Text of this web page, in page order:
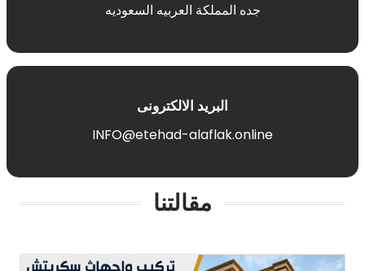
جده المملكة العربيه السعوديه
البريد الالكترونى
INFO@etehad-alaflak.online
مقالتنا